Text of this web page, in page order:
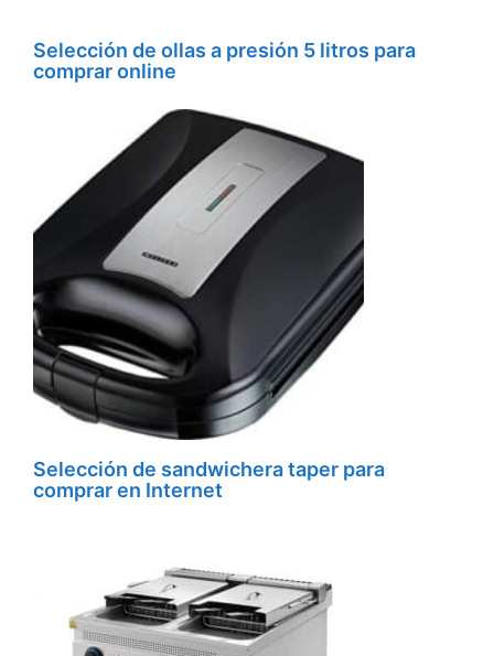
Selección de ollas a presión 5 litros para
comprar online
Selección de sandwichera taper para
comprar en Internet